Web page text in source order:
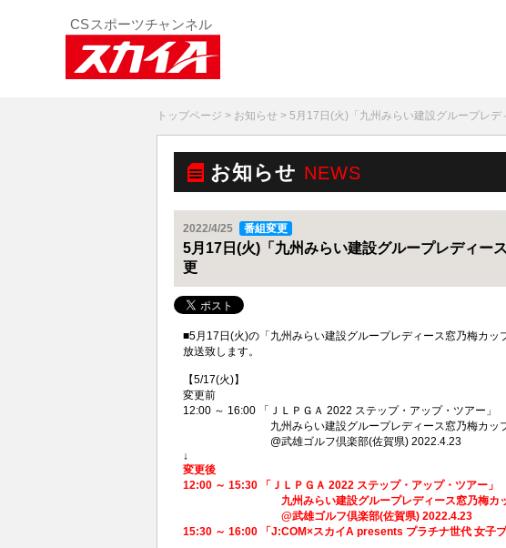
トップページ > お知らせ > 5月17日(火)「九州みらい建設グループレ
お知らせ NEWS
2022/4/25 番組変更
5月17日(火)「九州みらい建設グループレディー
更
■5月17日(火)の「九州みらい建設グループレディース窓乃梅カ
放送致します。
【5/17(火)】
変更前
12:00 ～ 16:00 「ＪＬＰＧＡ 2022 ステップ・アップ・ツアー」
九州みらい建設グループレディース窓乃梅カップ
@武雄ゴルフ倶楽部(佐賀県) 2022.4.23
↓
変更後
12:00 ～ 15:30 「ＪＬＰＧＡ 2022 ステップ・アップ・ツアー」
九州みらい建設グループレディース窓乃梅カップ
@武雄ゴルフ倶楽部(佐賀県) 2022.4.23
15:30 ～ 16:00 「J:COM×スカイA presents プラチナ世代 女子